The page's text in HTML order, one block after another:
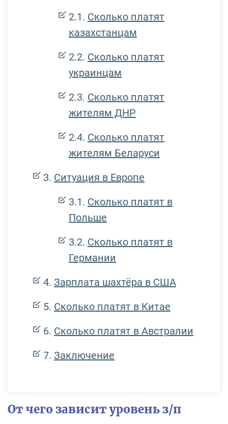
Сколько платят
казахстанцам
Сколько платят
украинцам
Сколько платят
жителям ДНР
Сколько платят
жителям Беларуси
Ситуация в Европе
Сколько платят в
Польше
Сколько платят в
Германии
Зарплата шахтёра в США
Сколько платят в Китае
Сколько платят в Австралии
Заключение
От чего зависит уровень з/п